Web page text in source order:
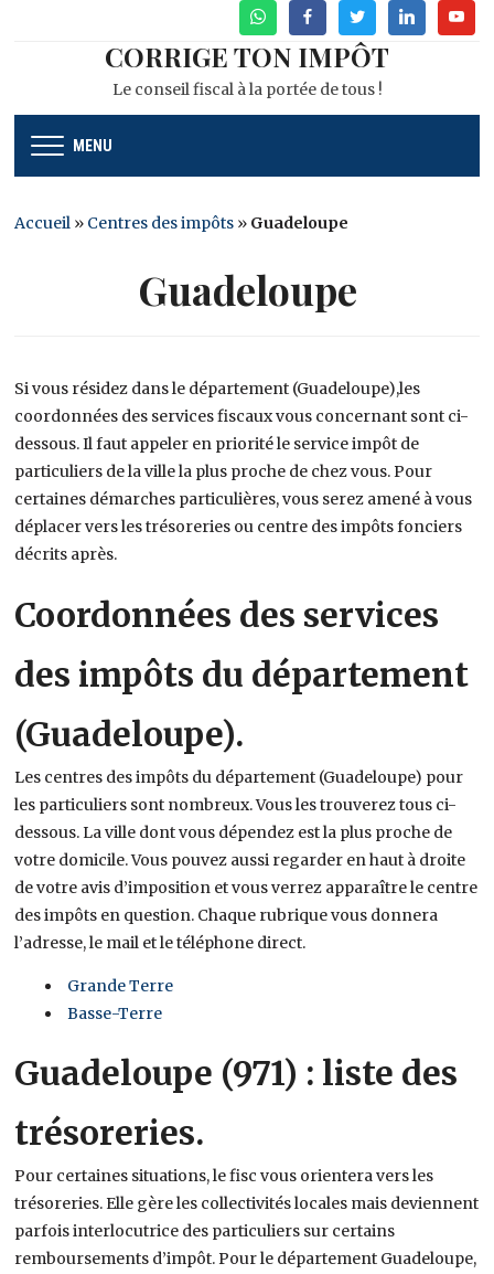
WhatsAppFacebookTwitterLinkedin
CORRIGE TON IMPÔT
Le conseil fiscal à la portée de tous !
MENU
Accueil » Centres des impôts » Guadeloupe
Guadeloupe
Si vous résidez dans le département (Guadeloupe),les
coordonnées des services fiscaux vous concernant sont ci-
dessous. Il faut appeler en priorité le service impôt de
particuliers de la ville la plus proche de chez vous. Pour
certaines démarches particulières, vous serez amené à vous
déplacer vers les trésoreries ou centre des impôts fonciers
décrits après.
Coordonnées des services
des impôts du département
(Guadeloupe).
Les centres des impôts du département (Guadeloupe) pour
les particuliers sont nombreux. Vous les trouverez tous ci-
dessous. La ville dont vous dépendez est la plus proche de
votre domicile. Vous pouvez aussi regarder en haut à droite
de votre avis d’imposition et vous verrez apparaître le centre
des impôts en question. Chaque rubrique vous donnera
l’adresse, le mail et le téléphone direct.
Grande Terre
Basse-Terre
Guadeloupe (971) : liste des
trésoreries.
Pour certaines situations, le fisc vous orientera vers les
trésoreries. Elle gère les collectivités locales mais deviennent
parfois interlocutrice des particuliers sur certains
remboursements d’impôt. Pour le département Guadeloupe,